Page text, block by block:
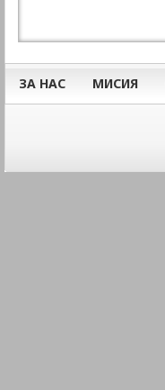
ЗА НАС МИСИЯ